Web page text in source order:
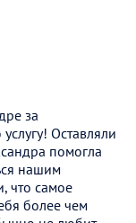
за
Оставляли
помогла
нашим
что самое
более чем